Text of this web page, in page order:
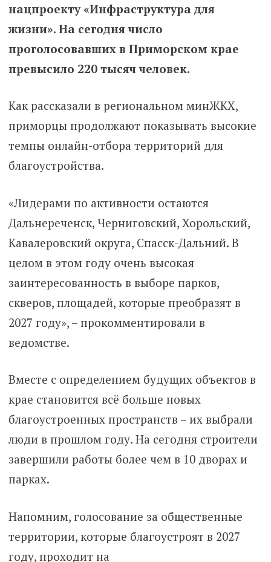
нацпроекту«Инфраструктура для
жизни». На сегодня число
проголосовавших в Приморском крае
превысило 220 тысяч человек.
Как рассказали в региональном минЖКХ,
приморцы продолжают показывать высокие
темпы онлайн-отбора территорий для
благоустройства.
«Лидерами по активности остаются
Дальнереченск, Черниговский, Хорольский,
Кавалеровский округа, Спасск-Дальний. В
целом в этом году очень высокая
заинтересованность в выборе парков,
скверов, площадей, которые преобразят в
2027 году», – прокомментировали в
ведомстве.
Вместе с определением будущих объектов в
крае становится всё больше новых
благоустроенных пространств – их выбрали
люди в прошлом году. На сегодня строители
завершили работы более чем в 10 дворах и
парках.
Напомним, голосование за общественные
территории, которые благоустроят в 2027
году, проходит на